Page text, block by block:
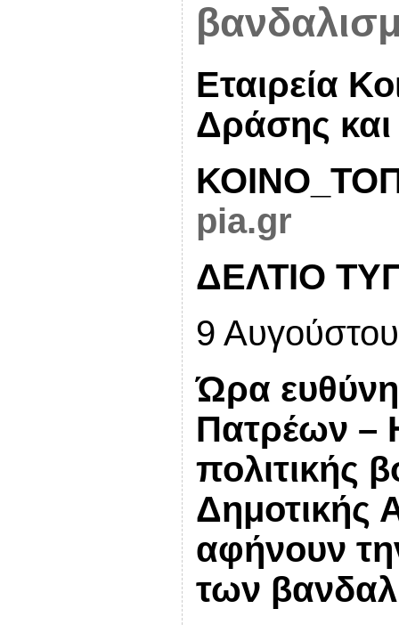
Εταιρεία
Δράσης και
pia.gr
ΔΕΛΤΙΟ
9
Ώρα
Πατρέων –
πολιτικής
Δημοτικής
αφήνουν
των